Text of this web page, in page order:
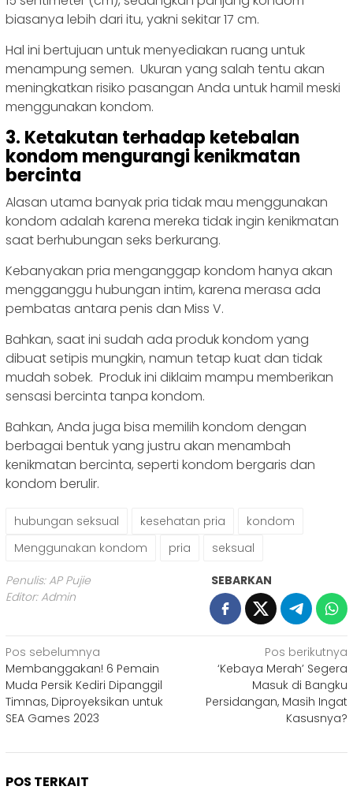
biasanya lebih dari itu, yakni sekitar 17 cm.
Hal ini bertujuan untuk menyediakan ruang untuk
menampung semen. Ukuran yang salah tentu akan
meningkatkan risiko pasangan Anda untuk hamil meski
menggunakan kondom.
3. Ketakutan terhadap ketebalan
kondom mengurangi kenikmatan
bercinta
Alasan utama banyak pria tidak mau menggunakan
kondom adalah karena mereka tidak ingin kenikmatan
saat berhubungan seks berkurang.
Kebanyakan pria menganggap kondom hanya akan
mengganggu hubungan intim, karena merasa ada
pembatas antara penis dan Miss V.
Bahkan, saat ini sudah ada produk kondom yang
dibuat setipis mungkin, namun tetap kuat dan tidak
mudah sobek. Produk ini diklaim mampu memberikan
sensasi bercinta tanpa kondom.
Bahkan, Anda juga bisa memilih kondom dengan
berbagai bentuk yang justru akan menambah
kenikmatan bercinta, seperti kondom bergaris dan
kondom berulir.
hubungan seksual kesehatan pria
kondom
Menggunakan kondom
pria seksual
Penulis: AP Pujie
Editor: Admin
SEBARKAN
Navigasi
pos
Pos sebelumnya
Membanggakan! 6 Pemain
Muda Persik Kediri Dipanggil
Timnas, Diproyeksikan untuk
SEA Games 2023
Pos berikutnya
‘Kebaya Merah’ Segera
Masuk di Bangku
Persidangan, Masih Ingat
Kasusnya?
POS TERKAIT